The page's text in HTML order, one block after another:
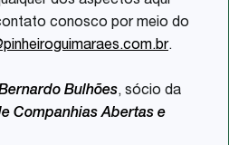
conosco por meio do
.
Bulhões, sócio da
Companhias Abertas e